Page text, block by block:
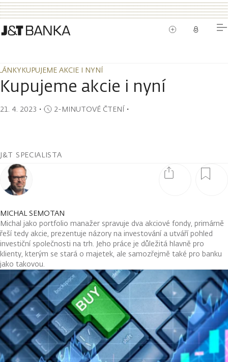
KUPUJEME AKCIE I NYNÍ
KUPUJEME AKCIE I NYNÍ
Kupujeme akcie i nyní
21. 4. 2023 ・ 2-MINUTOVÉ ČTENÍ・
J&T SPECIALISTA
MICHAL SEMOTAN
Michal jako portfolio manažer spravuje dva akciové fondy, primárně
řeší tedy akcie, prezentuje názory na investování a utváří pohled
investiční společnosti na trh. Jeho práce je důležitá hlavně pro
klienty, kterým se stará o majetek, ale samozřejmě také pro banku
jako takovou.